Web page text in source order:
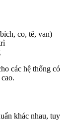
co, tê, van)
các hệ thống có
khác nhau, tuy